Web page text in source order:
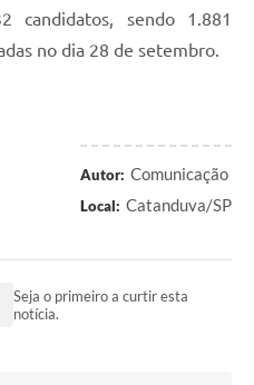
candidatos, sendo 1.881
no dia 28 de setembro.
Autor: Comunicação
Local: Catanduva/SP
Seja o primeiro a curtir esta
notícia.